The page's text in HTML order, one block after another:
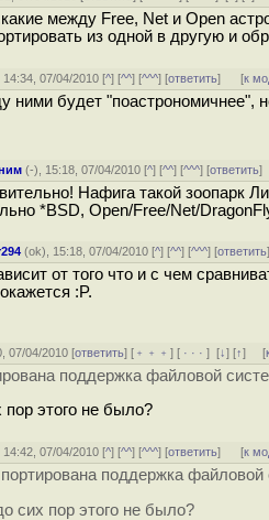
между Free, Net и Open
из одной в другую и
14:34, 07/04/2010 [^] [^^] [^^^] [ответить] [к
ними будет "поастрономичнее",
(-), 15:18, 07/04/2010 [^] [^^] [^^^] [ответить]
Нафига такой зоопарк
*BSD, Open/Free/Net/
(ok), 15:18, 07/04/2010 [^] [^^] [^^^] [ответить
от того что и с чем
:P.
07/04/2010 [ответить] [ ﹢﹢﹢] [ · · ·][↓] [↑] [
поддержка файловой
этого не было?
14:42, 07/04/2010 [^] [^^] [^^^] [ответить] [к
поддержка
сих пор этого не было?